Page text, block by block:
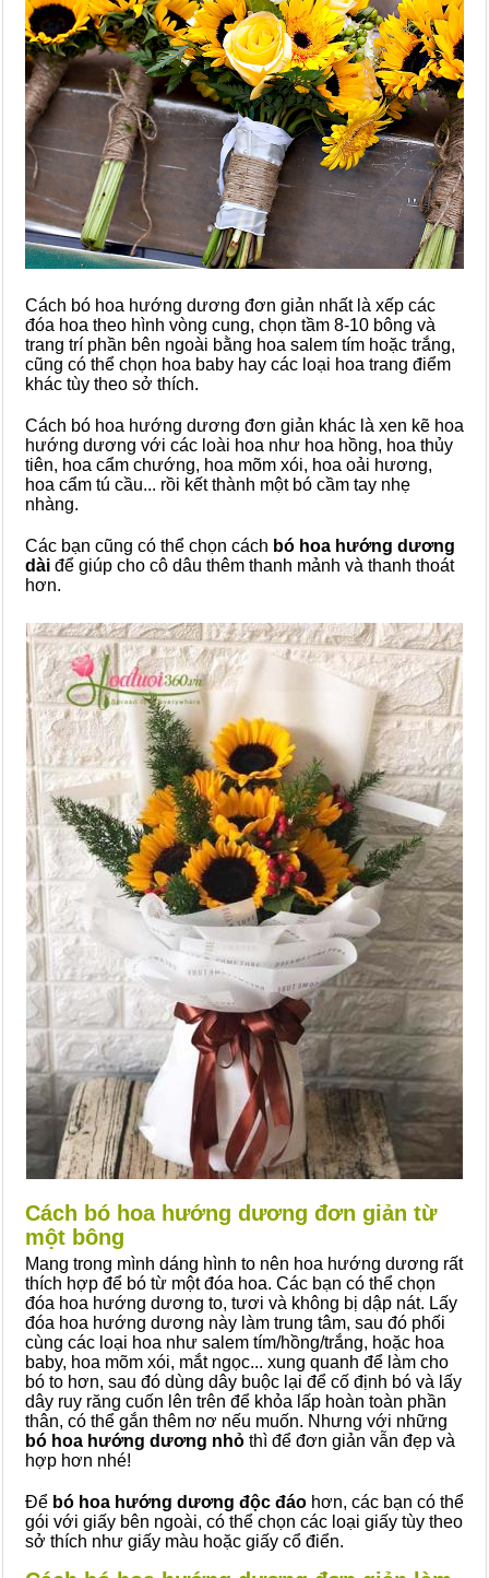
Cách bó hoa hướng dương đơn giản nhất là xếp các
đóa hoa theo hình vòng cung, chọn tầm 8-10 bông và
trang trí phần bên ngoài bằng hoa salem tím hoặc trắng,
cũng có thể chọn hoa baby hay các loại hoa trang điểm
khác tùy theo sở thích.
Cách bó hoa hướng dương đơn giản khác là xen kẽ hoa
hướng dương với các loài hoa như hoa hồng, hoa thủy
tiên, hoa cẩm chướng, hoa mõm xói, hoa oải hương,
hoa cẩm tú cầu... rồi kết thành một bó cầm tay nhẹ
nhàng.
Các bạn cũng có thể chọn cách bó hoa hướng dương
dài để giúp cho cô dâu thêm thanh mảnh và thanh thoát
hơn.
Cách bó hoa hướng dương đơn giản từ
một bông
Mang trong mình dáng hình to nên hoa hướng dương rất
thích hợp để bó từ một đóa hoa. Các bạn có thể chọn
đóa hoa hướng dương to, tươi và không bị dập nát. Lấy
đóa hoa hướng dương này làm trung tâm, sau đó phối
cùng các loại hoa như salem tím/hồng/trắng, hoặc hoa
baby, hoa mõm xói, mắt ngọc... xung quanh để làm cho
bó to hơn, sau đó dùng dây buộc lại để cố định bó và lấy
dây ruy răng cuốn lên trên để khỏa lấp hoàn toàn phần
thân, có thể gắn thêm nơ nếu muốn. Nhưng với những
bó hoa hướng dương nhỏ thì để đơn giản vẫn đẹp và
hợp hơn nhé!
Để bó hoa hướng dương độc đáo hơn, các bạn có thể
gói với giấy bên ngoài, có thể chọn các loại giấy tùy theo
sở thích như giấy màu hoặc giấy cổ điển.